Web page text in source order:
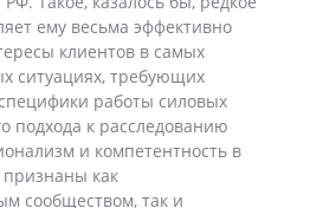
ему весьма эффективно
клиентов в самых
ситуациях, требующих
работы силовых
подхода к расследованию
и компетентность в
как
сообществом, так и